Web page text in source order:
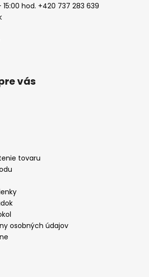
15:00 hod. +420 737 283 639
vás
tovaru
osobných údajov